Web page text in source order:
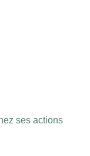
ses actions